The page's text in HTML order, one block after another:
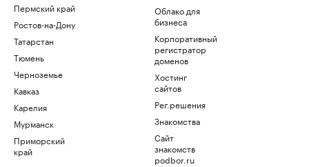
Пермский край
Ростов-на-Дону
Татарстан
Тюмень
Черноземье
Кавказ
Карелия
Мурманск
Приморский
край
Облако для
бизнеса
Корпоративный
регистратор
доменов
Хостинг
сайтов
Рег.решения
Знакомства
Сайт
знакомств
podbor.ru